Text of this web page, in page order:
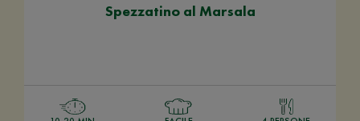
Spezzatino al Marsala